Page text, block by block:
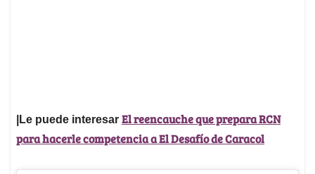
|Le puede interesar El reencauche que prepara RCN
para hacerle competencia a El Desafío de Caracol